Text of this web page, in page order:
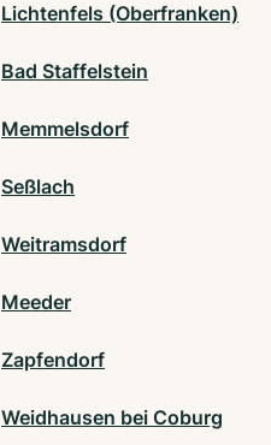
Lichtenfels (Oberfranken)
Bad Staffelstein
Memmelsdorf
Seßlach
Weitramsdorf
Meeder
Zapfendorf
Weidhausen bei Coburg